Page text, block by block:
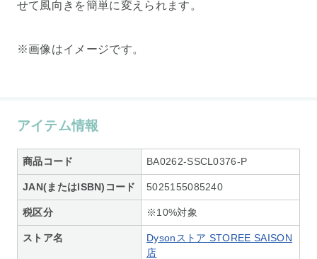
せて風向きを簡単に変えられます。
※画像はイメージです。
アイテム情報
商品コード BA0262-SSCL0376-P
JAN(またはISBN)コード 5025155085240
税区分 ※10%対象
ストア名
Dysonストア STOREE SAISON
店